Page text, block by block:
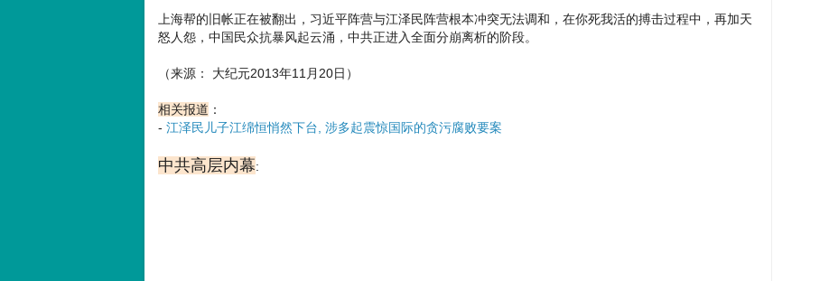
上海帮的旧帐正在被翻出，习近平阵营与江泽民阵营根本冲突无法调和，在你死我活的搏击过程中，再加天
怒人怨，中国民众抗暴风起云涌，中共正进入全面分崩离析的阶段。
（来源： 大纪元2013年11月20日）
相关报道 ：
- 江泽民儿子江绵恒悄然下台, 涉多起震惊国际的贪污腐败要案
中共高层内幕: